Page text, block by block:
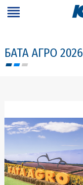
БАТА АГРО 2026